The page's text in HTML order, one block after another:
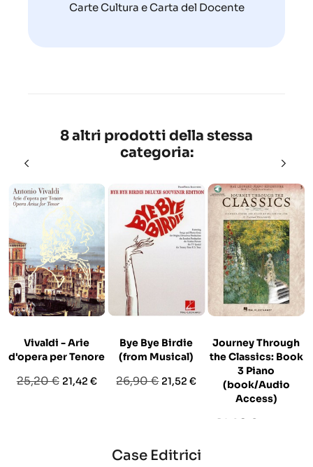
Carte Cultura e Carta del Docente
8 altri prodotti della stessa
categoria:
Vivaldi - Arie
d'opera per Tenore
Prezzo
25,20 € Prezzo
21,42 €
Bye Bye Birdie
(from Musical)
Prezzo
26,90 € Prezzo
21,52 €
Journey Through
the Classics: Book
3 Piano
(book/Audio
Access)
Prezzo
14,90 €
Case Editrici